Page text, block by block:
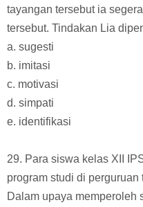
tayangan tersebut ia
tersebut. Tindakan Lia
a. sugesti
b. imitasi
c. motivasi
d. simpati
e. identifikasi
29. Para siswa kelas XII
program studi di
Dalam upaya memperoleh